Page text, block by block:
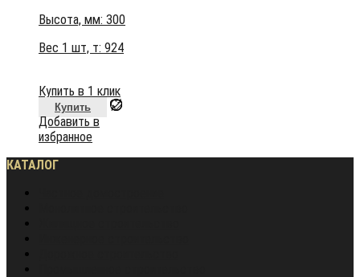
Высота, мм: 300
Вес 1 шт, т: 924
Купить в 1 клик
Купить
Добавить в
избранное
КАТАЛОГ